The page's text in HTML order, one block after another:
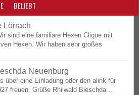
BELIEBT
Lörrach
sind eine familiäre Hexen Clique mit
Hexen. Wir haben sehr großes
Neuenburg
über eine Einladung oder den alink für
freuen. Grüße Rhiiwald Bieschda...